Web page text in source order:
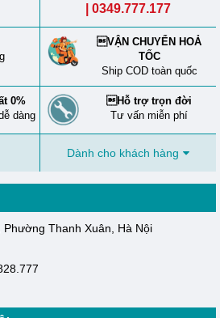
| 0349.777.177
VẬN CHUYỂN HOẢ
TỐC
Ship COD toàn quốc
0%
dàng
Hỗ trợ trọn đời
Tư vấn miễn phí
Dành cho khách hàng
Phường Thanh Xuân, Hà Nội